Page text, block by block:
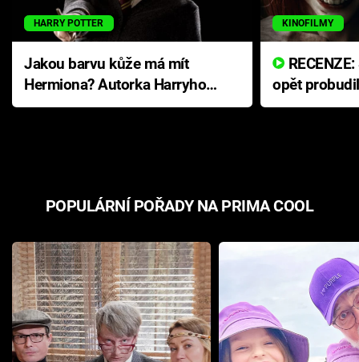
HARRY POTTER
Jakou barvu kůže má mít
Hermiona? Autorka Harryho
Pottera přišla s ráznou
KINOFILMY
opět
přichází s
POPULÁRNÍ POŘADY NA PRIMA COOL